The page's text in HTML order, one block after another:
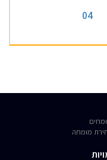
04
מומחה